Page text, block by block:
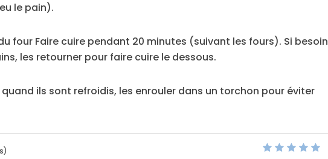
le pain).
four Faire cuire pendant 20 minutes (suivant les fours). Si besoin
les retourner pour faire cuire le dessous.
ils sont refroidis, les enrouler dans un torchon pour éviter